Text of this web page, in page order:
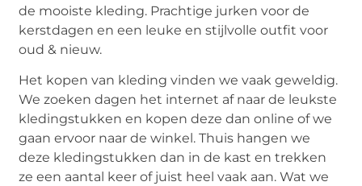
de mooiste kleding. Prachtige jurken voor de
kerstdagen en een leuke en stijlvolle outfit voor
oud & nieuw.
Het kopen van kleding vinden we vaak geweldig.
We zoeken dagen het internet af naar de leukste
kledingstukken en kopen deze dan online of we
gaan ervoor naar de winkel. Thuis hangen we
deze kledingstukken dan in de kast en trekken
ze een aantal keer of juist heel vaak aan. Wat we